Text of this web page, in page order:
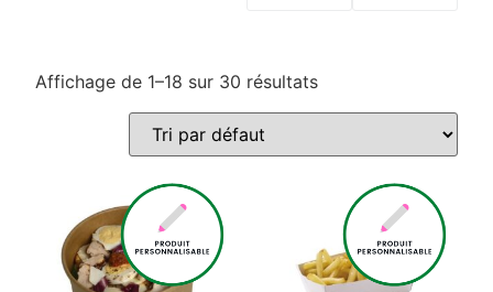
Affichage de 1–18 sur 30 résultats